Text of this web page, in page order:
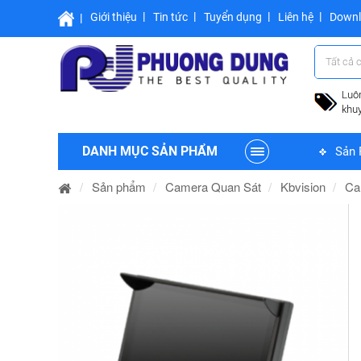
Giới thiệu Tin tức Tuyển dụng Liên hệ
Tất cả
DANH MỤC SẢN PHẨM Sản
Sản phẩm Camera Quan Sát Kbvision